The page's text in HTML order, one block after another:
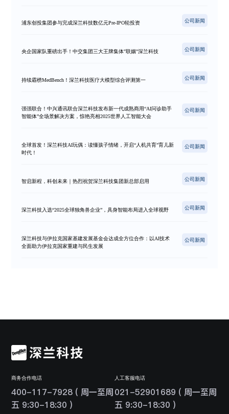
浦东创投集团参与完成深兰科技数亿元Pre-IPO轮投资 公司新闻
央企国家队重磅出手！中交集团三大王牌集体"联姻"深兰科技 公司新闻
持续霸榜MedBench！深兰科技医疗大模型综合评测第一 公司新闻
强强联合！中兴通讯联合深兰科技发布新一代成熟商用“AI问诊助手
智能体”全场景解决方案，惊艳亮相2025世界人工智能大会
公司新闻
全球首发！深兰科技AI玩偶：读懂孩子情绪，开启“人机共育”育儿新
时代！
公司新闻
智启新程，科创未来｜热烈祝贺深兰科技集团新总部启用 公司新闻
深兰科技入选“2025全球独角兽企业”，具身智能布局进入全球视野 公司新闻
深兰科技与伊拉克国家基建发展基金会达成全方位合作：以AI技术
全面助力伊拉克国家重建与民生发展
公司新闻
商务合作电话
400-117-7928 ( 周一至周
五 9:30-18:30 )
人工客服电话
021-52901689 ( 周一至周
五 9:30-18:30 )